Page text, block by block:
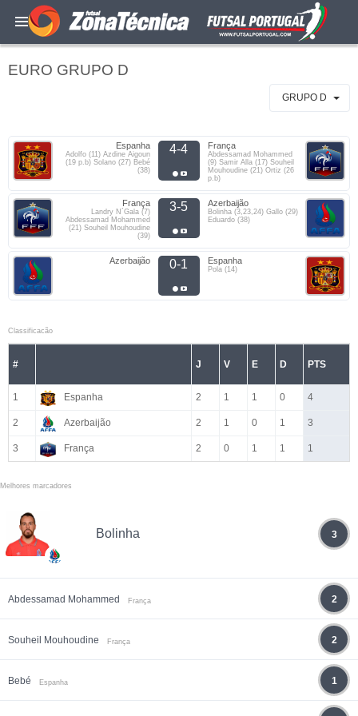
EURO GRUPO D
GRUPO D
Espanha
Adolfo (11) Azdine Aigoun
(19 p.b) Solano (27) Bebé
(38)
4-4 França
Abdessamad Mohammed
(9) Samir Alla (17) Souheil
Mouhoudine (21) Ortiz (26
p.b)
França
Landry N´Gala (7)
Abdessamad Mohammed
(21) Souheil Mouhoudine
(39)
3-5 Azerbaijão
Bolinha (3,23,24) Gallo (29)
Eduardo (38)
Azerbaijão 0-1 Espanha
Pola (14)
Classificacão
# J V E D PTS
1 Espanha 2 1 1 0 4
2 Azerbaijão 2 1 0 1 3
3 França 2 0 1 1 1
Melhores marcadores
Bolinha 3
Abdessamad Mohammed França 2
Souheil Mouhoudine França 2
Bebé Espanha 1